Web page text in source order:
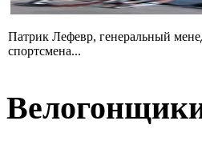
Патрик Лефевр, генеральный
спортсмена...